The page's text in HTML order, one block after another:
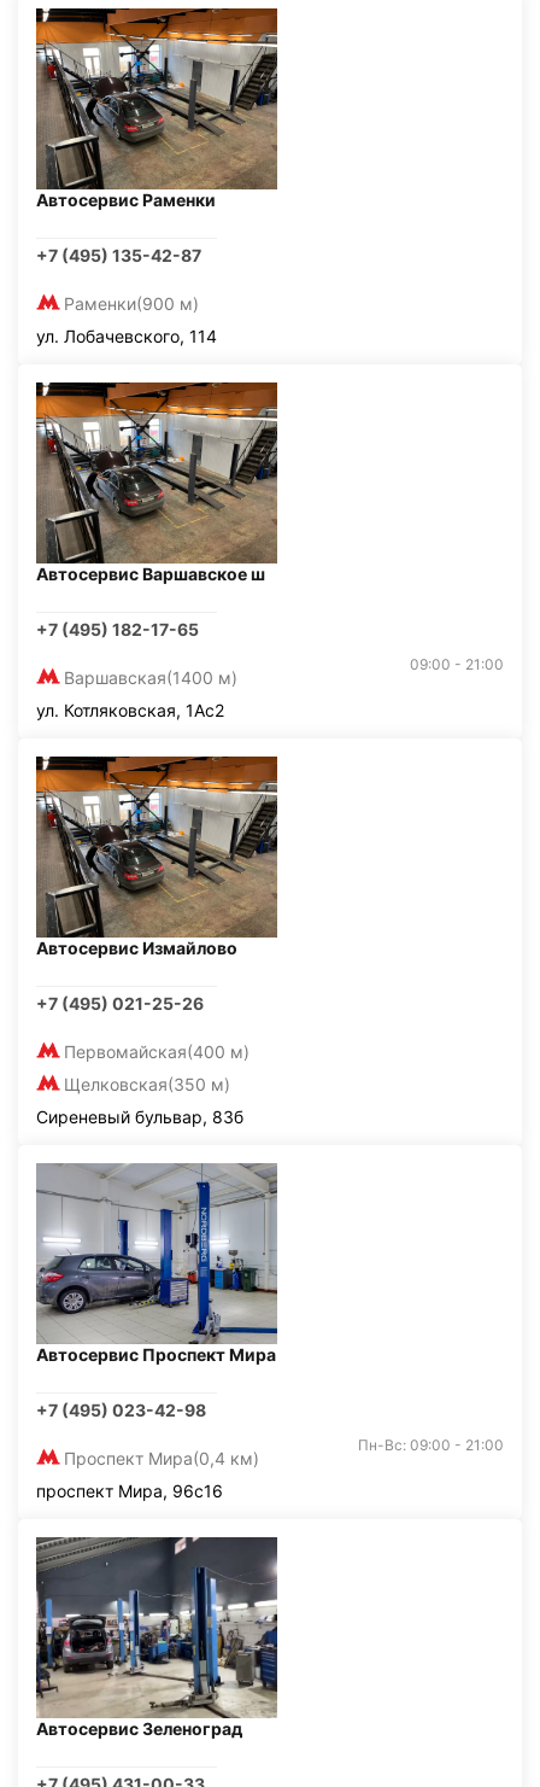
Автосервис Раменки
+7 (495) 135-42-87
Раменки(900 м)
ул. Лобачевского, 114
Автосервис Варшавское ш
+7 (495) 182-17-65
Варшавская(1400 м)
09:00 - 21:00
ул. Котляковская, 1Ас2
Автосервис Измайлово
+7 (495) 021-25-26
Первомайская(400 м)
Щелковская(350 м)
Сиреневый бульвар, 83б
Автосервис Проспект Мира
+7 (495) 023-42-98
Проспект Мира(0,4 км)
Пн-Вс: 09:00 - 21:00
проспект Мира, 96с16
Автосервис Зеленоград